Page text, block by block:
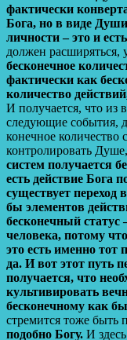
фактически
Бога, но в виде
личности – это и
должен расширяться,
бесконечное
фактически как
количество
И получается, что
следующие события,
конечное количество
контролировать
систем получается
есть действие Бога
существует переход
бы элементов
бесконечный статус
человека, потому
это есть именно тот
да. И вот этот путь
получается, что
культивировать
бесконечному как
стремится тоже быть
подобно Богу. И здесь